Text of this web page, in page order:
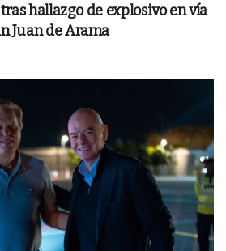
hallazgo de explosivo en vía
Juan de Arama